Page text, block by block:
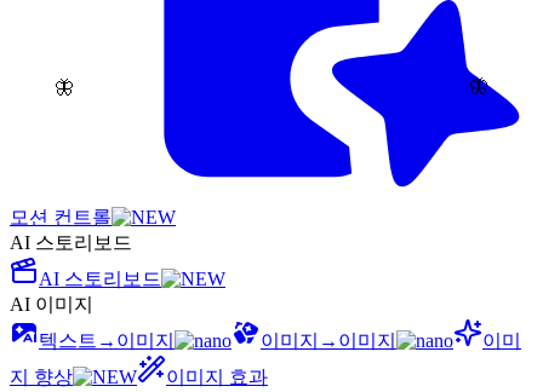
🦋 🦋
모션 컨트롤
AI 스토리보드
AI 스토리보드
AI 이미지
텍스트→이미지
이미지→이미지
이미
지 향상
이미지 효과